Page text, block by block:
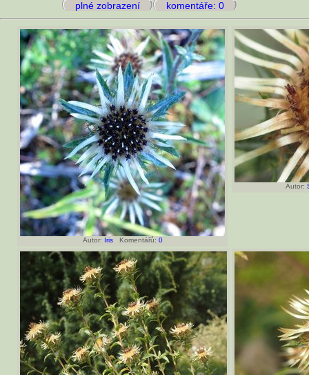
plné zobrazení komentáře: 0
Autor: IrisKomentářů: 0
Autor: